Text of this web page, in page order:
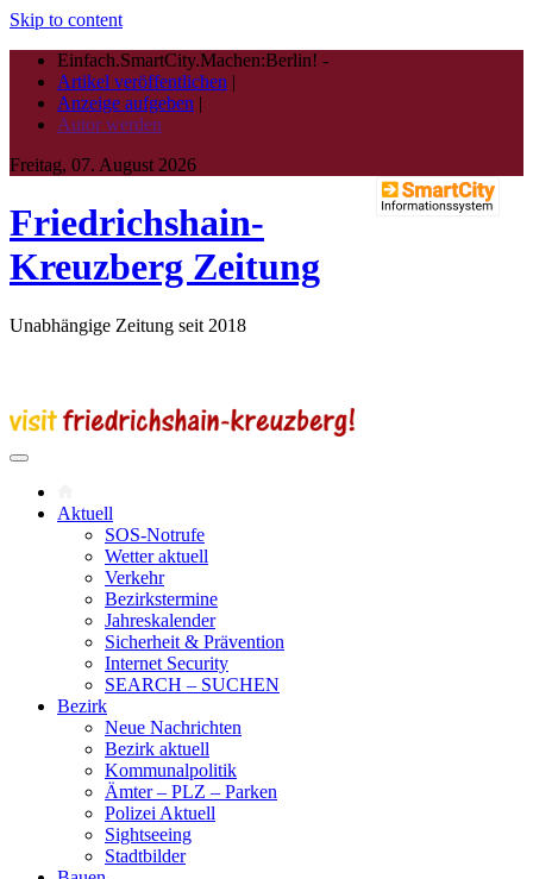
Skip to content
Einfach.SmartCity.Machen:Berlin! -
Artikel veröffentlichen |
Anzeige aufgeben |
Autor werden
Freitag, 07. August 2026
Friedrichshain-
Kreuzberg Zeitung
Unabhängige Zeitung seit 2018
Aktuell
SOS-Notrufe
Wetter aktuell
Verkehr
Bezirkstermine
Jahreskalender
Sicherheit & Prävention
Internet Security
SEARCH – SUCHEN
Bezirk
Neue Nachrichten
Bezirk aktuell
Kommunalpolitik
Ämter – PLZ – Parken
Polizei Aktuell
Sightseeing
Stadtbilder